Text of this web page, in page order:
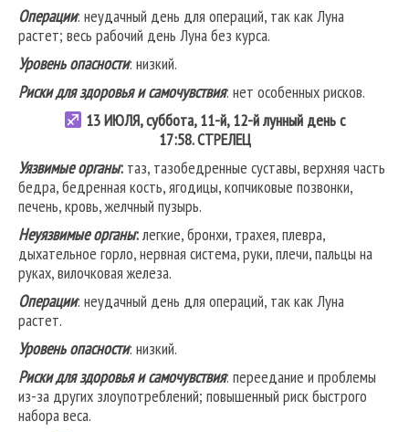
Операции: неудачный день для операций, так как Луна
растет; весь рабочий день Луна без курса.
Уровень опасности: низкий.
Риски для здоровья и самочувствия: нет особенных рисков.
13ИЮЛЯ, суббота, 11-й, 12-й лунный день с
17:58.СТРЕЛЕЦ
Уязвимые органы: таз, тазобедренные суставы, верхняя часть
бедра, бедренная кость, ягодицы, копчиковые позвонки,
печень, кровь, желчный пузырь.
Неуязвимые органы:легкие, бронхи, трахея, плевра,
дыхательное горло, нервная система, руки, плечи, пальцы на
руках, вилочковая железа.
Операции: неудачный день для операций, так как Луна
растет.
Уровень опасности: низкий.
Риски для здоровья и самочувствия: переедание и проблемы
из-за других злоупотреблений; повышенный риск быстрого
набора веса.